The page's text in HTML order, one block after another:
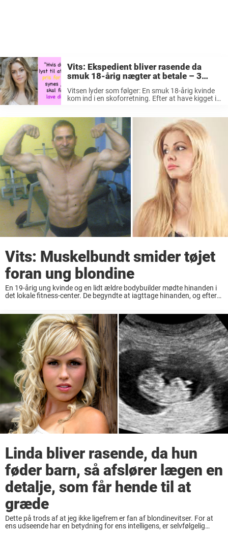
Vits: Ekspedient bliver rasende da
smuk 18-årig nægter at betale – 3
konsekvenser
Vitsen lyder som følger: En smuk 18-årig kvinde
kom ind i en skoforretning. Efter at have kigget i
Vits: Muskelbundt smider tøjet
foran ung blondine
En 19-årig ung kvinde og en lidt ældre bodybuilder mødte hinanden i
det lokale fitness-center. De begyndte at iagttage hinanden, og efter
Linda bliver rasende, da hun
føder barn, så afslører lægen en
detalje, som får hende til at
græde
Dette på trods af at jeg ikke ligefrem er fan af blondinevitser. For at
ens udseende har en betydning for ens intelligens, er selvfølgelig